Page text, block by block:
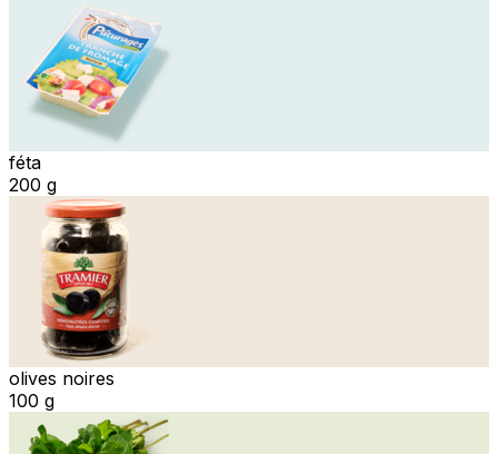
féta
200 g
olives noires
100 g